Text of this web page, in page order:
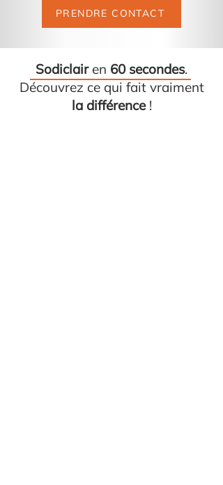
PRENDRE CONTACT
Sodiclairen 60 secondes.
Découvrez ce qui fait vraiment
la différence!